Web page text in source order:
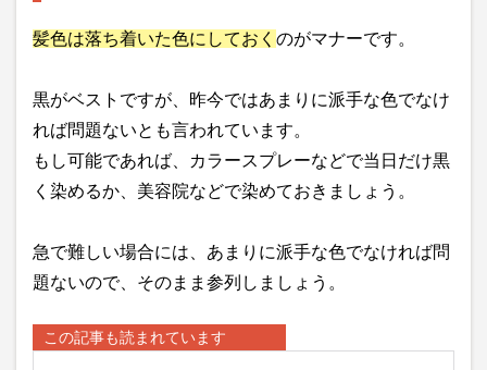
髪色は落ち着いた色にしておく のがマナーです。
黒がベストですが、昨今ではあまりに派手な色でなけ
れば問題ないとも言われています。
もし可能であれば、カラースプレーなどで当日だけ黒
く染めるか、美容院などで染めておきましょう。
急で難しい場合には、あまりに派手な色でなければ問
題ないので、そのまま参列しましょう。
この記事も読まれています